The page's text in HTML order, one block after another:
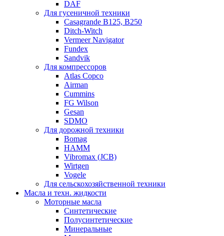
DAF
Для гусеничной техники
Casagrande B125, B250
Ditch-Witch
Vermeer Navigator
Fundex
Sandvik
Для компрессоров
Atlas Copco
Airman
Cummins
FG Wilson
Gesan
SDMO
Для дорожной техники
Bomag
HAMM
Vibromax (JCB)
Wirtgen
Vogele
Для сельскохозяйственной техники
Масла и техн. жидкости
Моторные масла
Синтетические
Полусинтетические
Минеральные